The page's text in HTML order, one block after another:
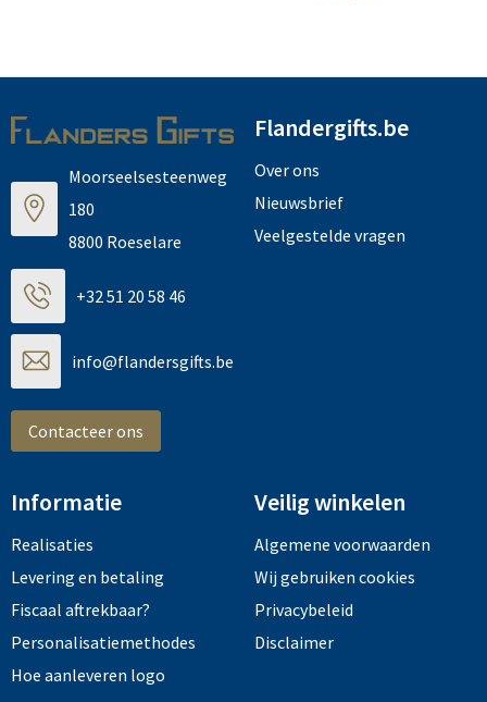
Moorseelsesteenweg
180
8800 Roeselare
+32 51 20 58 46
info@flandersgifts.be
Contacteer ons
Flandergifts.be
Over ons
Nieuwsbrief
Veelgestelde vragen
Informatie
Realisaties
Levering en betaling
Fiscaal aftrekbaar?
Personalisatiemethodes
Hoe aanleveren logo
Veilig winkelen
Algemene voorwaarden
Wij gebruiken cookies
Privacybeleid
Disclaimer